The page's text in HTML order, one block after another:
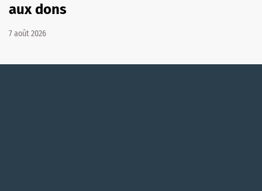
aux dons
7 août 2026